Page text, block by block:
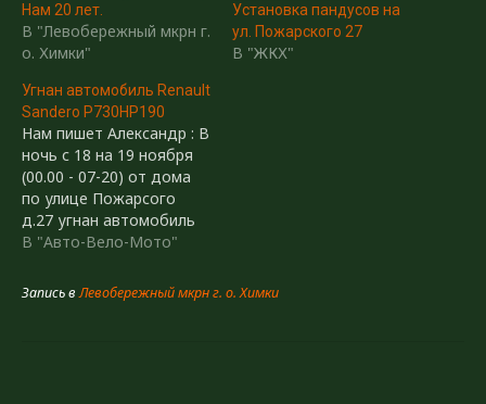
Нам 20 лет.
В "Левобережный мкрн г.
о. Химки"
Установка пандусов на
ул. Пожарского 27
В "ЖКХ"
Угнан автомобиль Renault
Sandero Р730НР190
Нам пишет Александр : В
ночь с 18 на 19 ноября
(00.00 - 07-20) от дома
по улице Пожарсого
д.27 угнан автомобиль
Renault Sandero тёмно-
регистрационным
знаком Р730НР190. Из
В "Авто-Вело-Мото"
Запись вЛевобережный мкрн г. о. Химки